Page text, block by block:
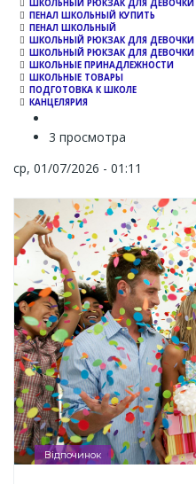
ШКОЛЬНЫЙ РЮКЗАК ДЛЯ
ПЕНАЛ ШКОЛЬНЫЙ КУПИТЬ
ПЕНАЛ ШКОЛЬНЫЙ
ШКОЛЬНЫЙ РЮКЗАК ДЛЯ ДЕВОЧКИ
ШКОЛЬНЫЙ РЮКЗАК ДЛЯ ДЕВОЧКИ
ШКОЛЬНЫЕ ПРИНАДЛЕЖНОСТИ
ШКОЛЬНЫЕ ТОВАРЫ
ПОДГОТОВКА К ШКОЛЕ
КАНЦЕЛЯРИЯ
3 просмотра
ср, 01/07/2026 - 01:11
Відпочинок